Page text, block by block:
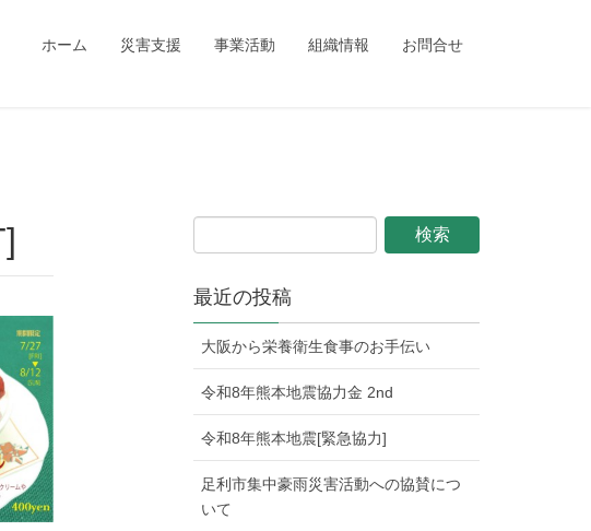
lightning_child/single.php on line1
ホーム 災害支援 事業活動 組織情報 お問合せ
最近の投稿
大阪から栄養衛生食事のお手伝い
令和8年熊本地震協力金 2nd
令和8年熊本地震[緊急協力]
足利市集中豪雨災害活動への協賛につ
いて